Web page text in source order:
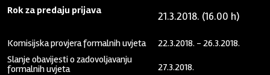
Rok za predaju prijava
21.3.2018. (16.00 h)
Komisijska provjera formalnih uvjeta
22.3.2018. - 26.3.2018.
Slanje obavijesti o zadovoljavanju
formalnih uvjeta
27.3.2018.